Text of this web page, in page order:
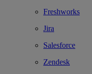
Freshworks
Jira
Salesforce
Zendesk